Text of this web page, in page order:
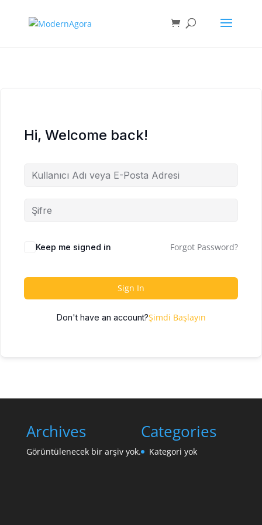
Hi, Welcome back!
Keep me signed in Forgot Password?
Sign In
Don't have an account?Şimdi Başlayın
Archives
Görüntülenecek bir arşiv yok.
Categories
Kategori yok